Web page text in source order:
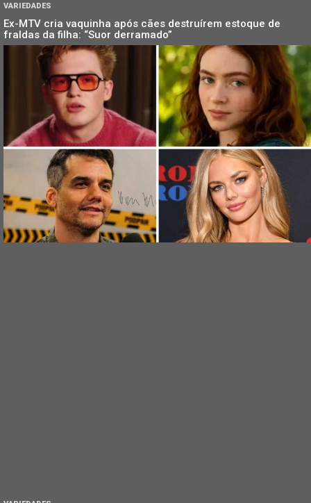
VARIEDADES
Ex-MTV cria vaquinha após cães destruírem estoque de
fraldas da filha: “Suor derramado”